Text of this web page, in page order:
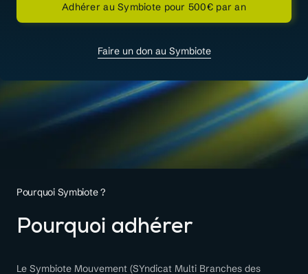
Adhérer au Symbiote pour 500€ par an
Faire un don au Symbiote
Pourquoi Symbiote ?
Pourquoi adhérer
Le Symbiote Mouvement (SYndicat Multi Branches des